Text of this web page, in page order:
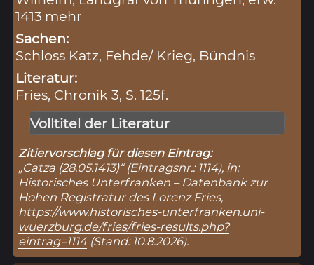
1413 mehr
Sachen:
Schloss Katz, Fehde/ Krieg, Bündnis
Literatur:
Fries, Chronik 3, S. 125f.
Volltitel der Literatur
Zitiervorschlag für diesen Eintrag:
„Catza (28.05.1413)“ (Eintragsnr.: 1114), in:
Historisches Unterfranken – Datenbank zur
Hohen Registratur des Lorenz Fries,
https://www.historisches-unterfranken.uni-
wuerzburg.de/fries/fries-results.php?
eintrag=1114(Stand: 10.8.2026).